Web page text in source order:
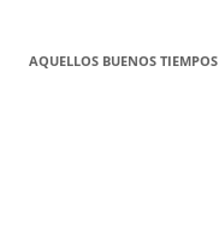
AQUELLOS BUENOS TIEMPOS